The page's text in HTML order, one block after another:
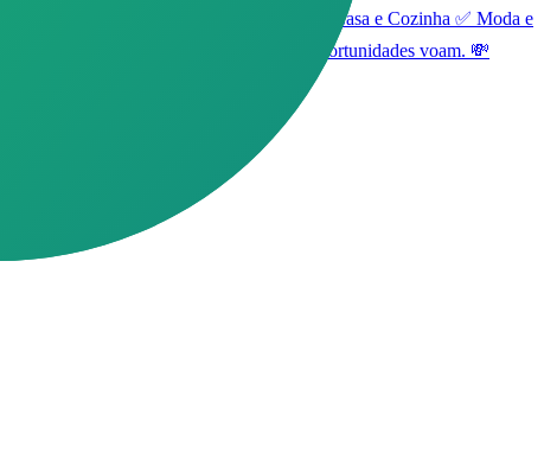
✅ Eletrônicos e Smartphones ✅ Itens de Casa e Cozinha ✅ Moda e
não deixe de conferir! As melhores oportunidades voam. 💸